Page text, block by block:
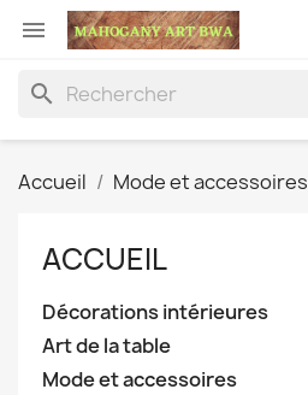

search
Accueil Mode et accessoires
ACCUEIL
Décorations intérieures
Art de la table
Mode et accessoires